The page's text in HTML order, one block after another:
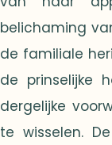
belichaming
de familiale
de prinselijke
dergelijke
te wisselen.